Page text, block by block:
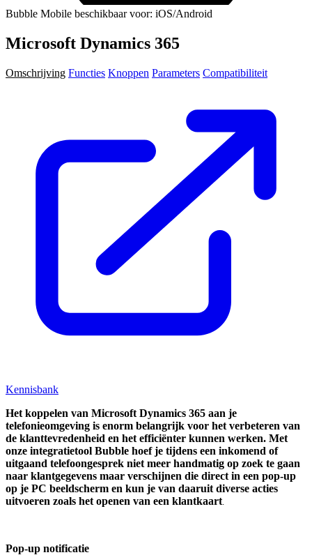
Bubble Mobile beschikbaar voor: iOS/Android
Microsoft Dynamics 365
Omschrijving Functies Knoppen Parameters Compatibiliteit
Kennisbank
Het koppelen van Microsoft Dynamics 365 aan je
telefonieomgeving is enorm belangrijk voor het verbeteren van
de klanttevredenheid en het efficiënter kunnen werken. Met
onze integratietool Bubble hoef je tijdens een inkomend of
uitgaand telefoongesprek niet meer handmatig op zoek te gaan
naar klantgegevens maar verschijnen die direct in een pop-up
op je PC beeldscherm en kun je van daaruit diverse acties
uitvoeren zoals het openen van een klantkaart.
Pop-up notificatie